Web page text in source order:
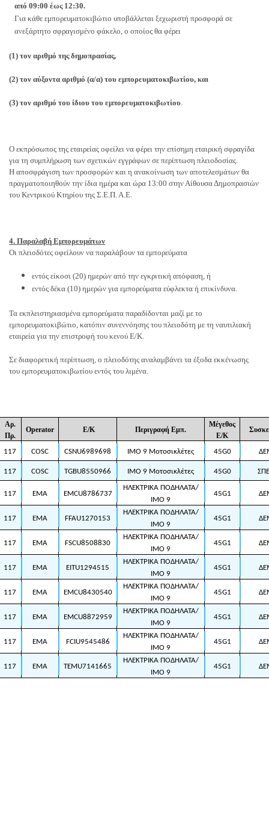
από 09:00 έως 12:30.
Για κάθε εμπορευματοκιβώτιο υποβάλλεται ξεχωριστή προσφορά σε
ανεξάρτητο σφραγισμένο φάκελο, ο οποίος θα φέρει
(1) τον αριθμό της δημοπρασίας,
(2) τον αύξοντα αριθμό (α/α) του εμπορευματοκιβωτίου, και
(3) τον αριθμό του ίδιου του εμπορευματοκιβωτίου
Ο εκπρόσωπος της εταιρείας οφείλει να φέρει την επίσημη εταιρική σφραγίδα
για τη συμπλήρωση των σχετικών εγγράφων σε περίπτωση πλειοδοσίας.
Η αποσφράγιση των προσφορών και η ανακοίνωση των αποτελεσμάτων θα
πραγματοποιηθούν την ίδια ημέρα και ώρα 13:00 στην Αίθουσα Δημοπρασιών
του Κεντρικού Κτηρίου της Σ.Ε.Π. Α.Ε.
4. Παραλαβή Εμπορευμάτων
Οι πλειοδότες οφείλουν να παραλάβουν τα εμπορεύματα
εντός είκοσι (20) ημερών από την εγκριτική απόφαση, ή
εντός δέκα (10) ημερών για εμπορεύματα εύφλεκτα ή επικίνδυνα.
Τα εκπλειστηριασμένα εμπορεύματα παραδίδονται μαζί με το
εμπορευματοκιβώτιο, κατόπιν συνεννόησης του πλειοδότη με τη ναυτιλιακή
εταιρεία για την επιστροφή του κενού Ε/Κ.
Σε διαφορετική περίπτωση, ο πλειοδότης αναλαμβάνει τα έξοδα εκκένωσης
του εμπορευματοκιβωτίου εντός του λιμένα.
Αρ.
Πρ.
Operator Ε/Κ Περιγραφή Εμπ.
Μέγεθος
Ε/Κ
117 COSC CSNU6989698 IMO 9 Μοτοσικλέτες 45G0
117 COSC TGBU8550966 IMO 9 Μοτοσικλέτες 45G0
117 EMA EMCU8786737
ΗΛΕΚΤΡΙΚΑ ΠΟΔΗΛΑΤΑ/
ΙΜΟ 9
45G1
117 EMA FFAU1270153
ΗΛΕΚΤΡΙΚΑ ΠΟΔΗΛΑΤΑ/
ΙΜΟ 9
45G1
117 EMA FSCU8508830
ΗΛΕΚΤΡΙΚΑ ΠΟΔΗΛΑΤΑ/
ΙΜΟ 9
45G1
117 EMA EITU1294515
ΗΛΕΚΤΡΙΚΑ ΠΟΔΗΛΑΤΑ/
ΙΜΟ 9
45G1
117 EMA EMCU8430540
ΗΛΕΚΤΡΙΚΑ ΠΟΔΗΛΑΤΑ/
ΙΜΟ 9
45G1
117 EMA EMCU8872959
ΗΛΕΚΤΡΙΚΑ ΠΟΔΗΛΑΤΑ/
ΙΜΟ 9
45G1
117 EMA FCIU9545486
ΗΛΕΚΤΡΙΚΑ ΠΟΔΗΛΑΤΑ/
ΙΜΟ 9
45G1
117 EMA TEMU7141665
ΗΛΕΚΤΡΙΚΑ ΠΟΔΗΛΑΤΑ/
ΙΜΟ 9
45G1